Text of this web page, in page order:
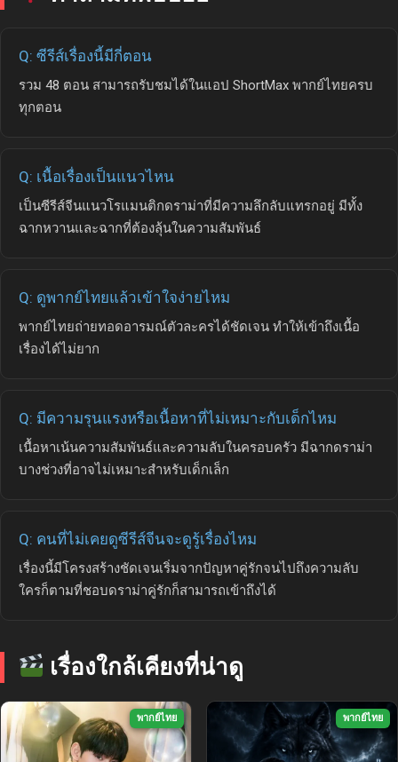
Q: ซีรีส์เรื่องนี้มีกี่ตอน
รวม 48 ตอน สามารถรับชมได้ในแอป ShortMax พากย์ไทยครบ
ทุกตอน
Q: เนื้อเรื่องเป็นแนวไหน
เป็นซีรีส์จีนแนวโรแมนติกดราม่าที่มีความลึกลับแทรกอยู่ มีทั้ง
ฉากหวานและฉากที่ต้องลุ้นในความสัมพันธ์
Q: ดูพากย์ไทยแล้วเข้าใจง่ายไหม
พากย์ไทยถ่ายทอดอารมณ์ตัวละครได้ชัดเจน ทำให้เข้าถึงเนื้อ
เรื่องได้ไม่ยาก
Q: มีความรุนแรงหรือเนื้อหาที่ไม่เหมาะกับเด็กไหม
เนื้อหาเน้นความสัมพันธ์และความลับในครอบครัว มีฉากดราม่า
บางช่วงที่อาจไม่เหมาะสำหรับเด็กเล็ก
Q: คนที่ไม่เคยดูซีรีส์จีนจะดูรู้เรื่องไหม
เรื่องนี้มีโครงสร้างชัดเจนเริ่มจากปัญหาคู่รักจนไปถึงความลับ
ใครก็ตามที่ชอบดราม่าคู่รักก็สามารถเข้าถึงได้
เรื่องใกล้เคียงที่น่าดู
พากย์ไทย พากย์ไทย